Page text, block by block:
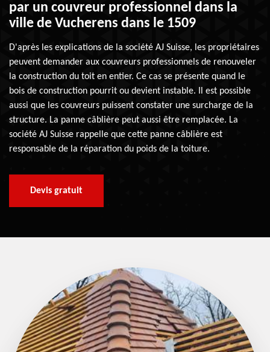
par un couvreur professionnel dans la
ville de Vucherens dans le 1509
D'après les explications de la société AJ Suisse, les propriétaires
peuvent demander aux couvreurs professionnels de renouveler
la construction du toit en entier. Ce cas se présente quand le
bois de construction pourrit ou devient instable. Il est possible
aussi que les couvreurs puissent constater une surcharge de la
structure. La panne câblière peut aussi être remplacée. La
société AJ Suisse rappelle que cette panne câblière est
responsable de la réparation du poids de la toiture.
Devis gratuit